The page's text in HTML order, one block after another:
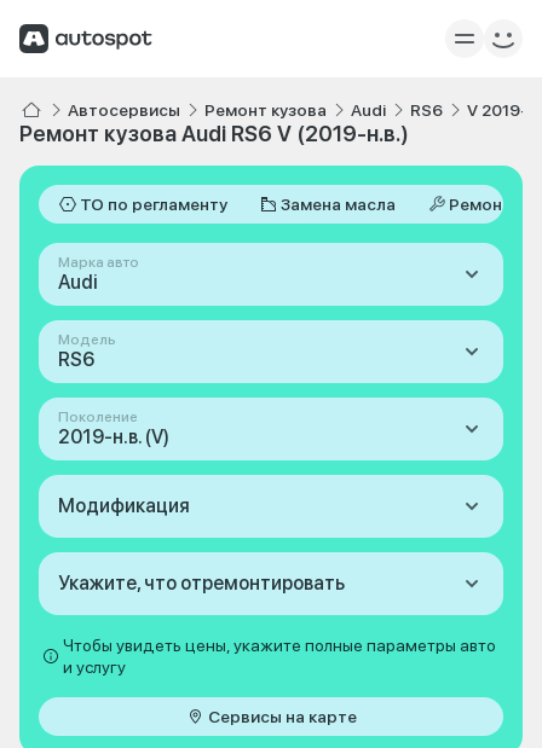
Автосервисы Ремонт кузова Audi RS6 V 2019-
Ремонт кузова Audi RS6 V (2019-н.в.)
ТО по регламенту Замена масла Ремонт
Марка авто
Audi
Модель
RS6
Поколение
2019-н.в. (V)
Модификация
Укажите, что отремонтировать
Чтобы увидеть цены, укажите полные параметры авто
и услугу
Сервисы на карте